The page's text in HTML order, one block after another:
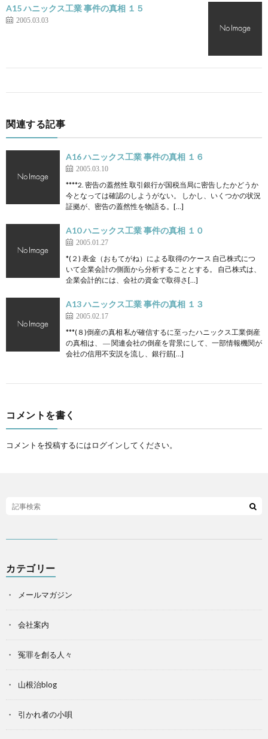
A15 ハニックス工業 事件の真相 １５
2005.03.03
関連する記事
A16 ハニックス工業 事件の真相 １６
2005.03.10
****2. 密告の蓋然性 取引銀行が国税当局に密告したかどうか
今となっては確認のしようがない。 しかし、いくつかの状況
証拠が、密告の蓋然性を物語る。[…]
A10 ハニックス工業 事件の真相 １０
2005.01.27
*(２) 表金（おもてがね）による取得のケース 自己株式につ
いて企業会計の側面から分析することとする。 自己株式は、
企業会計的には、会社の資金で取得さ[…]
A13 ハニックス工業 事件の真相 １３
2005.02.17
***(８)倒産の真相 私が確信するに至ったハニックス工業倒産
の真相は、 ― 関連会社の倒産を背景にして、一部情報機関が
会社の信用不安説を流し、銀行筋[…]
コメントを書く
コメントを投稿するにはログインしてください。
カテゴリー
メールマガジン
会社案内
冤罪を創る人々
山根治blog
引かれ者の小唄